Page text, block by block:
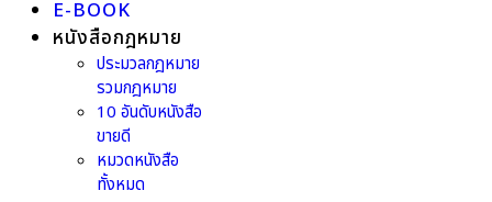
E-BOOK
หนังสือกฎหมาย
ประมวลกฎหมาย
รวมกฎหมาย
10 อันดับหนังสือ
ขายดี
หมวดหนังสือ
ทั้งหมด